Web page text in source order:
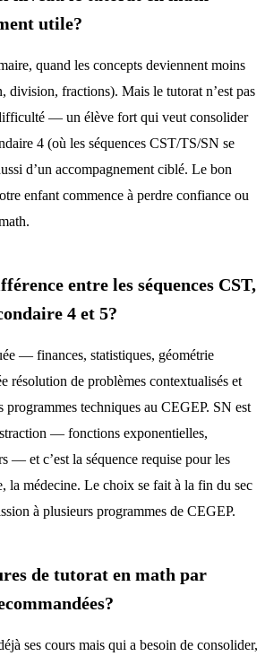
utile?
quand les concepts deviennent moins
division, fractions). Mais le tutorat n’est pas
— un élève fort qui veut consolider
4 (où les séquences CST/TS/SN se
d’un accompagnement ciblé. Le bon
enfant commence à perdre confiance ou
entre les séquences CST,
4 et 5?
— finances, statistiques, géométrie
résolution de problèmes contextualisés et
programmes techniques au CEGEP. SN est
— fonctions exponentielles,
— et c’est la séquence requise pour les
la médecine. Le choix se fait à la fin du sec
à plusieurs programmes de CEGEP.
de tutorat en math par
ses cours mais qui a besoin de consolider,